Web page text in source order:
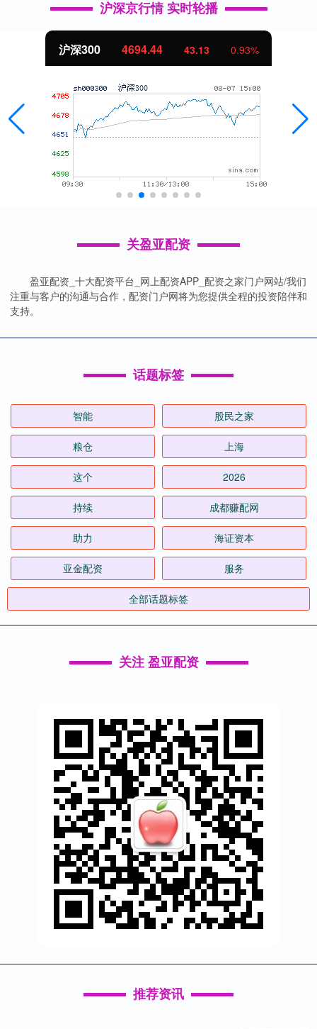
沪深京行情 实时轮播
沪深300 4694.44 43.13 0.93%
关盈亚配资
盈亚配资_十大配资平台_网上配资APP_配资之家门户网站/我们
注重与客户的沟通与合作，配资门户网将为您提供全程的投资陪伴和
支持。
话题标签
智能 股民之家
粮仓 上海
这个 2026
持续 成都赚配网
助力 海证资本
亚金配资 服务
全部话题标签
关注 盈亚配资
推荐资讯